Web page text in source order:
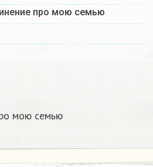
про мою семью
мою семью